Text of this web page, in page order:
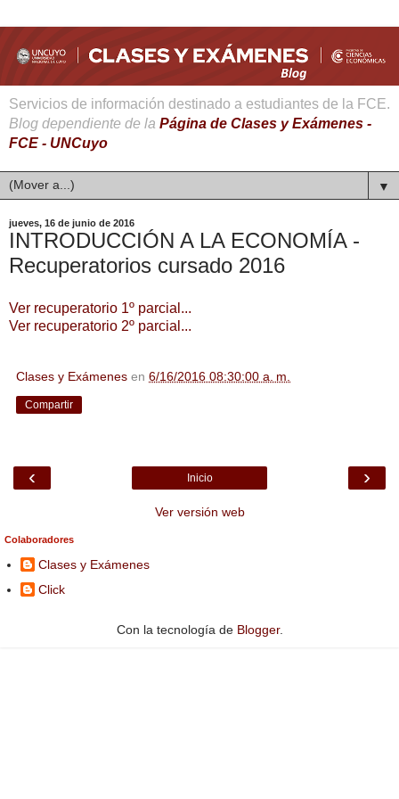
Servicios de información destinado a estudiantes de la FCE.
Blog dependiente de la Página de Clases y Exámenes -
FCE - UNCuyo
▼
jueves, 16 de junio de 2016
INTRODUCCIÓN A LA ECONOMÍA -
Recuperatorios cursado 2016
Ver recuperatorio 1º parcial...
Ver recuperatorio 2º parcial...
Clases y Exámenes en 6/16/2016 08:30:00 a. m.
Compartir
‹ ›
Inicio
Ver versión web
Colaboradores
Clases y Exámenes
Click
Con la tecnología de Blogger.